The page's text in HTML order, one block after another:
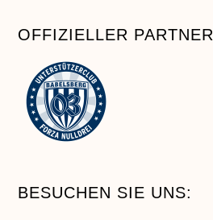
OFFIZIELLER
BESUCHEN SIE UNS: